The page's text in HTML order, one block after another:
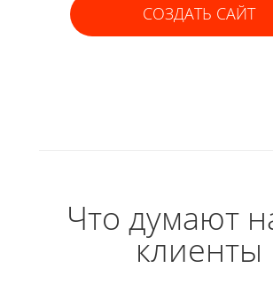
СОЗДАТЬ САЙТ
Что думают
клиенты